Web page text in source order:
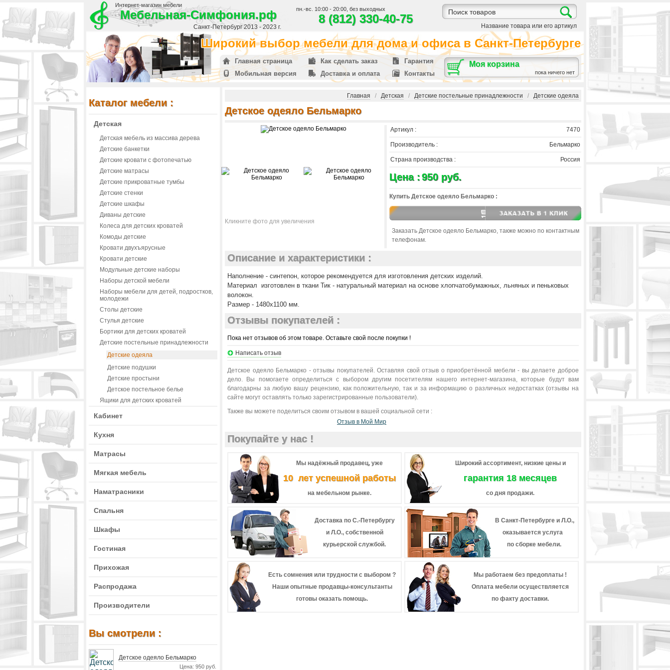
Интернет-магазин мебели
Мебельная-Симфония.рф
Санкт-Петербург 2013 - 2023 г.
пн.-вс. 10:00 - 20:00, без выходных
8 (812) 330-40-75
Название товара или его артикул
Широкий выбор мебели для дома и офиса в Санкт-Петербурге
Главная страница Как сделать заказ
Гарантия
Мобильная версия
Доставка и оплата Контакты
Моя корзина
пока ничего нет
Каталог мебели :
Детская
Детская мебель из массива дерева
Детские банкетки
Детские кровати с фотопечатью
Детские матрасы
Детские прикроватные тумбы
Детские стенки
Детские шкафы
Диваны детские
Колеса для детских кроватей
Комоды детские
Кровати двухъярусные
Кровати детские
Модульные детские наборы
Наборы детской мебели
Наборы мебели для детей, подростков,
молодежи
Столы детские
Стулья детские
Бортики для детских кроватей
Детские постельные принадлежности
Детские одеяла
Детские подушки
Детские простыни
Детское постельное белье
Ящики для детских кроватей
Кабинет
Кухня
Матрасы
Мягкая мебель
Наматрасники
Спальня
Шкафы
Гостиная
Прихожая
Распродажа
Производители
Вы смотрели :
Детское одеяло Бельмарко
Цена: 950 руб.
Главная / Детская / Детские постельные принадлежности / Детские одеяла
Детское одеяло Бельмарко
Кликните фото для увеличения
Артикул : 7470
Производитель : Бельмарко
Страна производства : Россия
Цена :950 руб.
Купить Детское одеяло Бельмарко :
Заказать Детское одеяло Бельмарко, также можно по контактным
телефонам.
Описание и характеристики :
Наполнение - синтепон, которое рекомендуется для изготовления детских изделий.
Материал изготовлен в ткани Тик - натуральный материал на основе хлопчатобумажных, льняных и пеньковых
волокон.
Размер - 1480х1100 мм.
Отзывы покупателей :
Пока нет отзывов об этом товаре. Оставьте свой после покупки !
Написать отзыв
Детское одеяло Бельмарко - отзывы покупателей. Оставляя свой отзыв о приобретённой мебели - вы делаете доброе
дело. Вы помогаете определиться с выбором другим посетителям нашего интернет-магазина, которые будут вам
благодарны за любую вашу рецензию, как положительную, так и за информацию о различных недостатках (отзывы на
сайте могут оставлять только зарегистрированные пользователи).
Также вы можете поделиться своим отзывом в вашей социальной сети :
Отзыв в Мой Мир
Покупайте у нас !
Мы надёжный продавец, уже
10 лет успешной работы
на мебельном рынке.
Широкий ассортимент, низкие цены и
гарантия 18 месяцев
со дня продажи.
Доставка по С.-Петербургу
и Л.О., собственной
курьерской службой.
В Санкт-Петербурге и Л.О.,
оказывается услуга
по сборке мебели.
Есть сомнения или трудности с выбором ?
Наши опытные продавцы-консультанты
готовы оказать помощь.
Мы работаем без предоплаты !
Оплата мебели осуществляется
по факту доставки.